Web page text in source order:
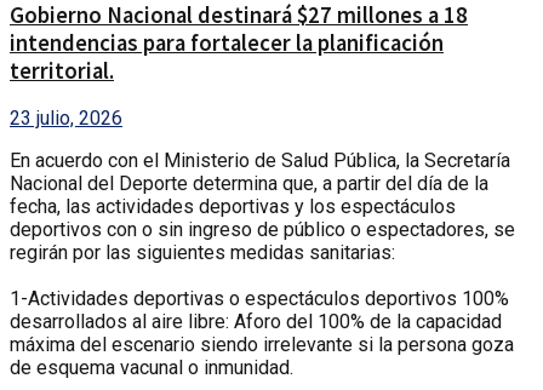
Gobierno Nacional destinará $27 millones a 18
intendencias para fortalecer la planificación
territorial.
23 julio, 2026
En acuerdo con el Ministerio de Salud Pública, la Secretaría
Nacional del Deporte determina que, a partir del día de la
fecha, las actividades deportivas y los espectáculos
deportivos con o sin ingreso de público o espectadores, se
regirán por las siguientes medidas sanitarias:
1-Actividades deportivas o espectáculos deportivos 100%
desarrollados al aire libre: Aforo del 100% de la capacidad
máxima del escenario siendo irrelevante si la persona goza
de esquema vacunal o inmunidad.